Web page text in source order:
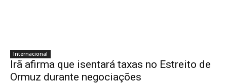
Internacional
Irã afirma que isentará taxas no Estreito de
Ormuz durante negociações